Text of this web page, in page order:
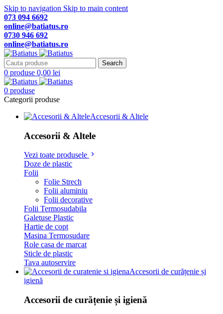
Skip to navigation Skip to main content
073 094 6692
online@batiatus.ro
0730 946 692
online@batiatus.ro
Search
0 produse 0,00 lei
0 produse
Categorii produse
Accesorii & Altele
Accesorii & Altele
Vezi toate produsele
Doze de plastic
Folii
Folie Strech
Folii aluminiu
Folii decorative
Folii Termosudabila
Galetuse Plastic
Hartie de copt
Masina Termosudare
Role casa de marcat
Sticle de plastic
Tava autoservire
Accesorii de curățenie și
igienă
Accesorii de curățenie și igienă